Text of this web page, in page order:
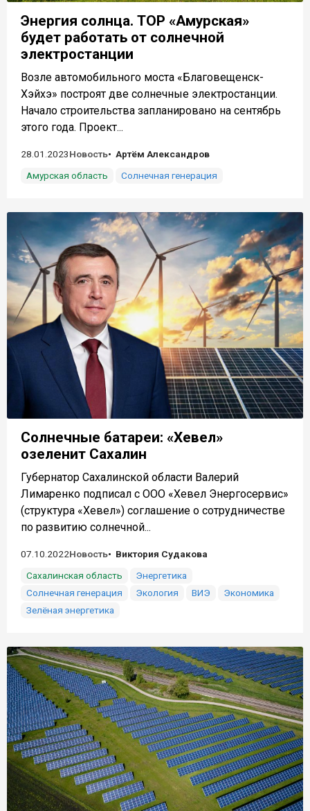
Энергия солнца. ТОР «Амурская»
будет работать от солнечной
электростанции
Возле автомобильного моста «Благовещенск-
Хэйхэ» построят две солнечные электростанции.
Начало строительства запланировано на сентябрь
этого года. Проект...
28.01.2023Новость
Артём Александров
Амурская область
Солнечная генерация
Солнечные батареи: «Хевел»
озеленит Сахалин
Губернатор Сахалинской области Валерий
Лимаренко подписал с ООО «Хевел Энергосервис»
(структура «Хевел») соглашение о сотрудничестве
по развитию солнечной...
07.10.2022Новость
Виктория Судакова
Сахалинская область
Энергетика
Солнечная генерация
Экология ВИЭ
Экономика
Зелёная энергетика